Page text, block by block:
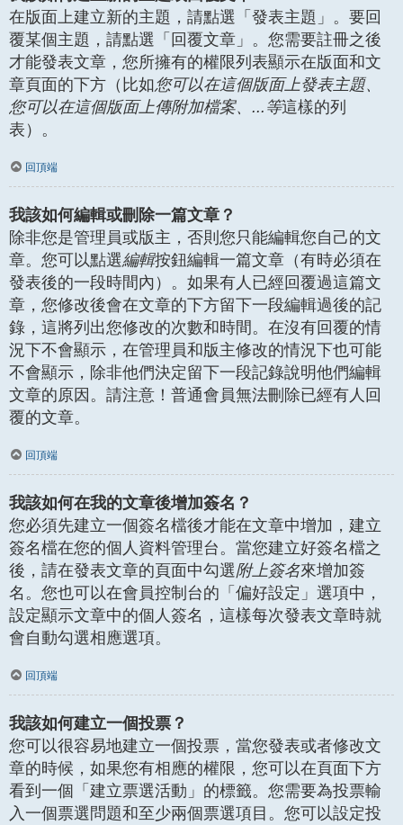
在版面上建立新的主題，請點選「發表主題」。要回
覆某個主題，請點選「回覆文章」。您需要註冊之後
才能發表文章，您所擁有的權限列表顯示在版面和文
章頁面的下方（比如您可以在這個版面上發表主題、
您可以在這個版面上傳附加檔案、...等這樣的列
表）。
回頂端
我該如何編輯或刪除一篇文章？
除非您是管理員或版主，否則您只能編輯您自己的文
章。您可以點選編輯按鈕編輯一篇文章（有時必須在
發表後的一段時間內）。如果有人已經回覆過這篇文
章，您修改後會在文章的下方留下一段編輯過後的記
錄，這將列出您修改的次數和時間。在沒有回覆的情
況下不會顯示，在管理員和版主修改的情況下也可能
不會顯示，除非他們決定留下一段記錄說明他們編輯
文章的原因。請注意！普通會員無法刪除已經有人回
覆的文章。
回頂端
我該如何在我的文章後增加簽名？
您必須先建立一個簽名檔後才能在文章中增加，建立
簽名檔在您的個人資料管理台。當您建立好簽名檔之
後，請在發表文章的頁面中勾選附上簽名來增加簽
名。您也可以在會員控制台的「偏好設定」選項中，
設定顯示文章中的個人簽名，這樣每次發表文章時就
會自動勾選相應選項。
回頂端
我該如何建立一個投票？
您可以很容易地建立一個投票，當您發表或者修改文
章的時候，如果您有相應的權限，您可以在頁面下方
看到一個「建立票選活動」的標籤。您需要為投票輸
入一個票選問題和至少兩個票選項目。您可以設定投